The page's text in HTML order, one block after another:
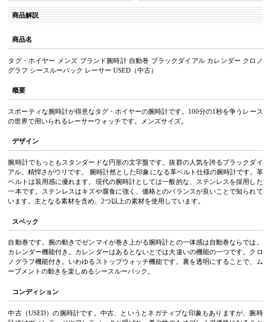
商品解説
商品名
タグ・ホイヤー メンズ ブランド腕時計 自動巻 ブラックダイアル カレンダー クロノ
グラフ シースルーバック レーサー USED（中古）
概要
スポーティな腕時計が得意なタグ・ホイヤーの腕時計です。100分の1秒を争うレース
の世界で用いられるレーサーウォッチです。メンズサイズ。
デザイン
腕時計でもっともスタンダードな円形の文字盤です。抜群の人気を誇るブラックダイ
アル。精悍さがウリです。 腕時計然とした印象になる革ベルト仕様の腕時計です。革
ベルトは装用感に優れます。現代の腕時計としては一般的な、ステンレスを採用した
一本です。ステンレスはキズや腐食に強く、価格とのバランスが良いことで知られて
います。主となる素材を含め、2つ以上の素材を使用しています。
スペック
自動巻です。腕の動きでゼンマイが巻き上がる腕時計との一体感は自動巻ならでは。
カレンダー機能付き。カレンダーはあるとないとでは大違いの機能の一つです。クロ
ノグラフ機能付き。いわゆるストップウォッチ機能です。裏を透明にすることで、ム
ーブメントの動きを楽しめるシースルーバック。
コンディション
中古（USED）の腕時計です。中古、というとネガティブな印象もありますが、腕時